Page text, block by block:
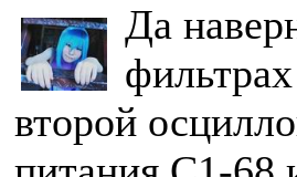
Да
второй